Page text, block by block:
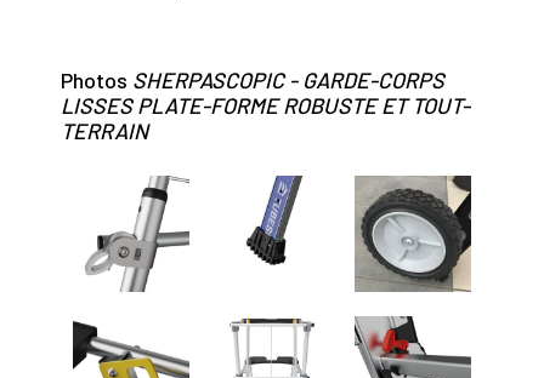
Photos SHERPASCOPIC - GARDE-CORPS
LISSES PLATE-FORME ROBUSTE ET TOUT-
TERRAIN